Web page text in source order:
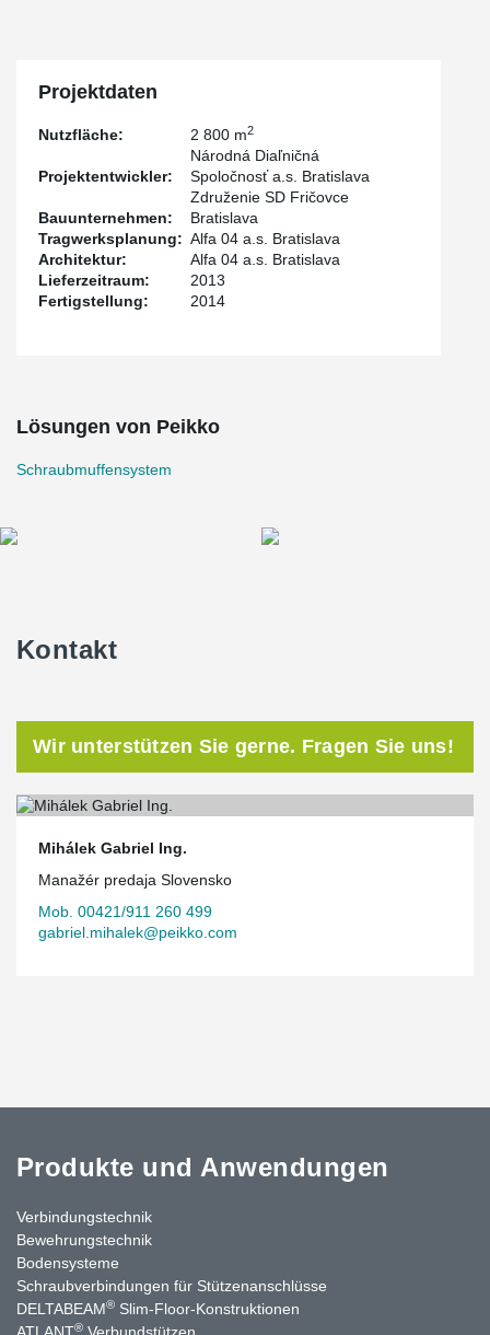
Projektdaten
Nutzfläche: 2 800 m2
Projektentwickler:
Národná Diaľničná
Spoločnosť a.s. Bratislava
Bauunternehmen:
Združenie SD Fričovce
Bratislava
Tragwerksplanung: Alfa 04 a.s. Bratislava
Architektur:
Alfa 04 a.s. Bratislava
Lieferzeitraum:
2013
Fertigstellung:
2014
Lösungen von Peikko
Schraubmuffensystem
Kontakt
Wir unterstützen Sie gerne. Fragen Sie uns!
Mihálek Gabriel Ing.
Manažér predaja Slovensko
Mob. 00421/911 260 499
gabriel.mihalek@peikko.com
Produkte und Anwendungen
Verbindungstechnik
Bewehrungstechnik
Bodensysteme
Schraubverbindungen für Stützen­anschlüsse
DELTABEAM® Slim-Floor-Konstruktionen
ATLANT® Verbundstützen